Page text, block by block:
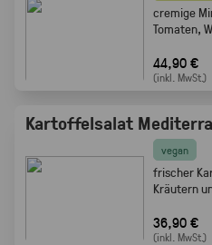
cremige
Tomaten,
44,90 €
(inkl. MwSt.)
Kartoffelsalat
vegan
frischer
Kräutern
36,90 €
(inkl. MwSt.)